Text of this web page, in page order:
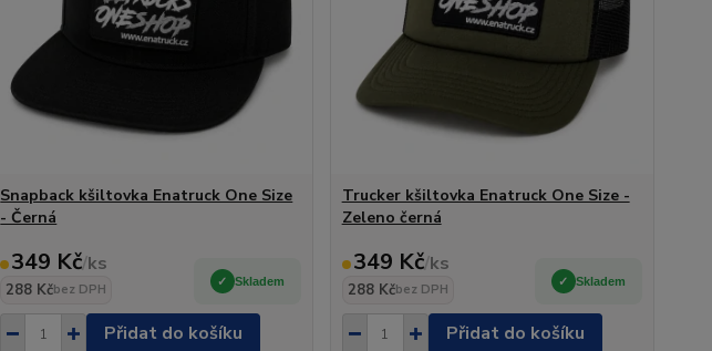
Snapback kšiltovka Enatruck One Size
- Černá
349 Kč/ks
288 Kčbez DPH
Skladem
Přidat do košíku
Trucker kšiltovka Enatruck One Size -
Zeleno černá
349 Kč/ks
288 Kčbez DPH
Skladem
Přidat do košíku